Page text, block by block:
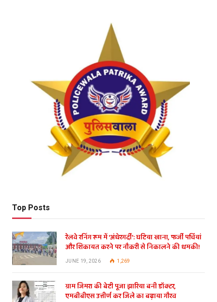
Top Posts
रेलवे रनिंग रूम में ‘अंधेरगर्दी’: घटिया खाना, फर्जी पर्चियां
और शिकायत करने पर नौकरी से निकालने की धमकी!
JUNE 19, 2026 1,269
ग्राम जिमरा की बेटी पूजा झारिया बनी डॉक्टर,
एमबीबीएस उत्तीर्ण कर जिले का बढ़ाया गौरव